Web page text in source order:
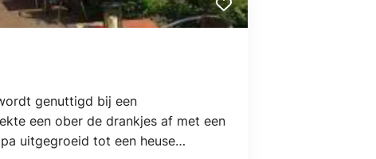
genuttigd bij een
een ober de drankjes af met een
uitgegroeid tot een heuse